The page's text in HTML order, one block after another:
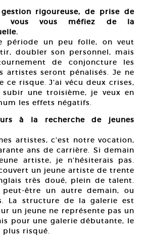
rigoureuse, de prise de
vous vous méfiez de la
période un peu folle, on veut
doubler son personnel, mais
de conjoncture les
artistes seront pénalisés. Je ne
ce risque. J’ai vécu deux crises,
une troisième, je veux en
les effets négatifs.
à la recherche de jeunes
artistes, c’est notre vocation,
ans de carrière. Si demain
artiste, je n’hésiterais pas.
un jeune artiste de trente
très doué, plein de talent.
peut-être un autre demain, ou
La structure de la galerie est
un jeune ne représente pas un
pour une galerie débutante, le
risqué.